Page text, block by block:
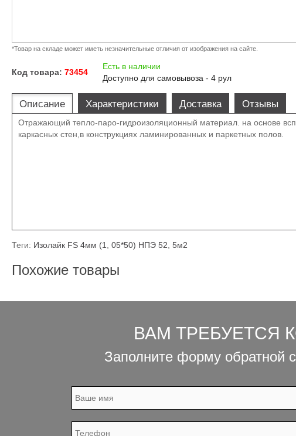
*Товар на складе может иметь незначительные отличия от изображения на сайте.
Код товара: 73454
Есть в наличии
Доступно для самовывоза - 4 рул
Описание Характеристики Доставка Отзывы
Отражающий тепло-паро-гидроизоляционный материал. на основе
каркасных стен,в конструкциях ламинированных и паркетных полов.
Теги: Изолайк FS 4мм (1 05*50) НПЭ 52 5м2
Похожие товары
ВАМ ТРЕБУЕТСЯ
Заполните форму обратной